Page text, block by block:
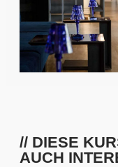
// DIESE
AUCH